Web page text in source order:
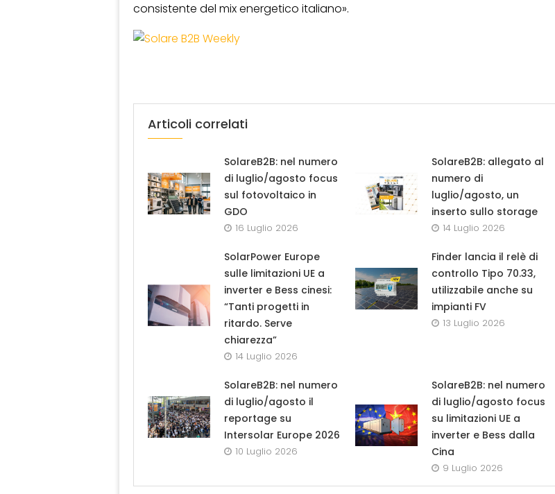
consistente del mix energetico italiano».
Articoli correlati
SolareB2B: nel numero
di luglio/agosto focus
sul fotovoltaico in
GDO
16 Luglio 2026
SolareB2B: allegato al
numero di
luglio/agosto, un
inserto sullo storage
14 Luglio 2026
SolarPower Europe
sulle limitazioni UE a
inverter e Bess cinesi:
“Tanti progetti in
ritardo. Serve
chiarezza”
14 Luglio 2026
Finder lancia il relè di
controllo Tipo 70.33,
utilizzabile anche su
impianti FV
13 Luglio 2026
SolareB2B: nel numero
di luglio/agosto il
reportage su
Intersolar Europe 2026
10 Luglio 2026
SolareB2B: nel numero
di luglio/agosto focus
su limitazioni UE a
inverter e Bess dalla
Cina
9 Luglio 2026